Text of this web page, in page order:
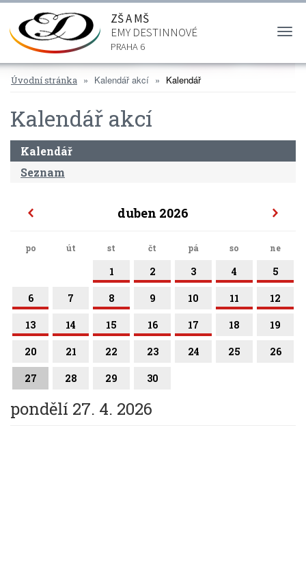
ZŠ A MŠ
EMY DESTINNOVÉ
PRAHA 6
Úvodní stránka Kalendář akcí Kalendář
Kalendář akcí
Kalendář
Seznam
duben 2026
po út st čt pá so ne
1 2 3 4 5
6 7 8 9 10 11 12
13 14 15 16 17 18 19
20 21 22 23 24 25 26
27 28 29 30
pondělí 27. 4. 2026